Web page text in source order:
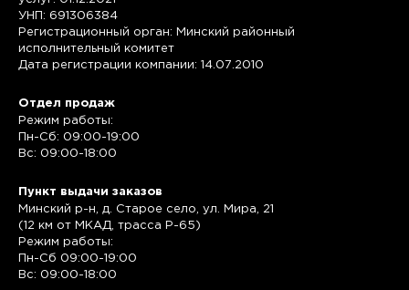
УНП: 691306384
Регистрационный орган: Минский районный
исполнительный комитет
Дата регистрации компании: 14.07.2010
Отдел продаж
Режим работы:
Пн-Сб: 09:00-19:00
Вс: 09:00-18:00
Пункт выдачи заказов
Минский р-н, д. Старое село, ул. Мира, 21
(12 км от МКАД, трасса P-65)
Режим работы:
Пн-Сб 09:00-19:00
Вс: 09:00-18:00